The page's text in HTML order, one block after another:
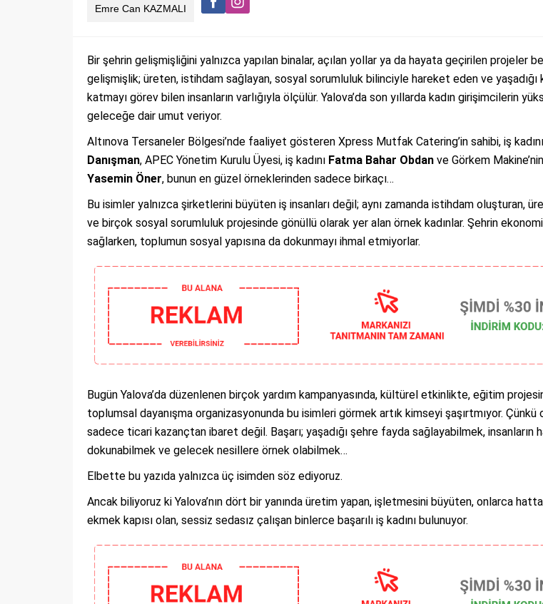
Emre Can KAZMALI
Bir şehrin gelişmişliğini yalnızca yapılan binalar, açılan yollar ya da hayata geçirilen projeler
gelişmişlik; üreten, istihdam sağlayan, sosyal sorumluluk bilinciyle hareket eden ve
katmayı görev bilen insanların varlığıyla ölçülür. Yalova’da son yıllarda kadın girişimcilerin
geleceğe dair umut veriyor.
Altınova Tersaneler Bölgesi’nde faaliyet gösteren Xpress Mutfak Catering’in sahibi, iş kadını
Danışman, APEC Yönetim Kurulu Üyesi, iş kadını Fatma Bahar Obdan ve Görkem
Yasemin Öner, bunun en güzel örneklerinden sadece birkaçı…
Bu isimler yalnızca şirketlerini büyüten iş insanları değil; aynı zamanda istihdam oluşturan,
ve birçok sosyal sorumluluk projesinde gönüllü olarak yer alan örnek kadınlar. Şehrin
sağlarken, toplumun sosyal yapısına da dokunmayı ihmal etmiyorlar.
Bugün Yalova’da düzenlenen birçok yardım kampanyasında, kültürel etkinlikte, eğitim
toplumsal dayanışma organizasyonunda bu isimleri görmek artık kimseyi şaşırtmıyor. Çünkü
sadece ticari kazançtan ibaret değil. Başarı; yaşadığı şehre fayda sağlayabilmek, insanların
dokunabilmek ve gelecek nesillere örnek olabilmek…
Elbette bu yazıda yalnızca üç isimden söz ediyoruz.
Ancak biliyoruz ki Yalova’nın dört bir yanında üretim yapan, işletmesini büyüten, onlarca
ekmek kapısı olan, sessiz sedasız çalışan binlerce başarılı iş kadını bulunuyor.